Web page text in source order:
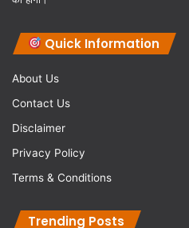
Quick Information
About Us
Contact Us
Disclaimer
Privacy Policy
Terms & Conditions
Trending Posts